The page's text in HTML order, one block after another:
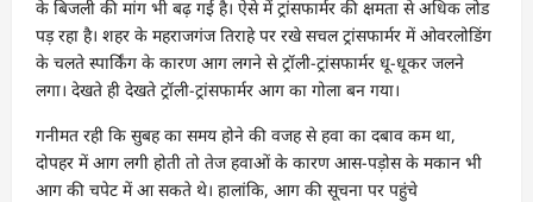
के बिजली की मांग भी बढ़ गई है। ऐसे में ट्रांसफार्मर की क्षमता से अधिक लोड
पड़ रहा है। शहर के महराजगंज तिराहे पर रखे सचल ट्रांसफार्मर में ओवरलोडिंग
के चलते स्पार्किंग के कारण आग लगने से ट्रॉली-ट्रांसफार्मर धू-धूकर जलने
लगा। देखते ही देखते ट्रॉली-ट्रांसफार्मर आग का गोला बन गया।
गनीमत रही कि सुबह का समय होने की वजह से हवा का दबाव कम था,
दोपहर में आग लगी होती तो तेज हवाओं के कारण आस-पड़ोस के मकान भी
आग की चपेट में आ सकते थे। हालांकि, आग की सूचना पर पहुंचे